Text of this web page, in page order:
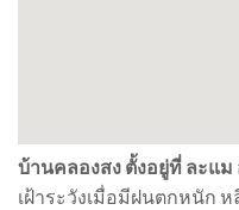
บ้านคลองสง ตั้งอยู่ที่ ละแ
เฝ้าระวังเมื่อมีฝนตกหนัก